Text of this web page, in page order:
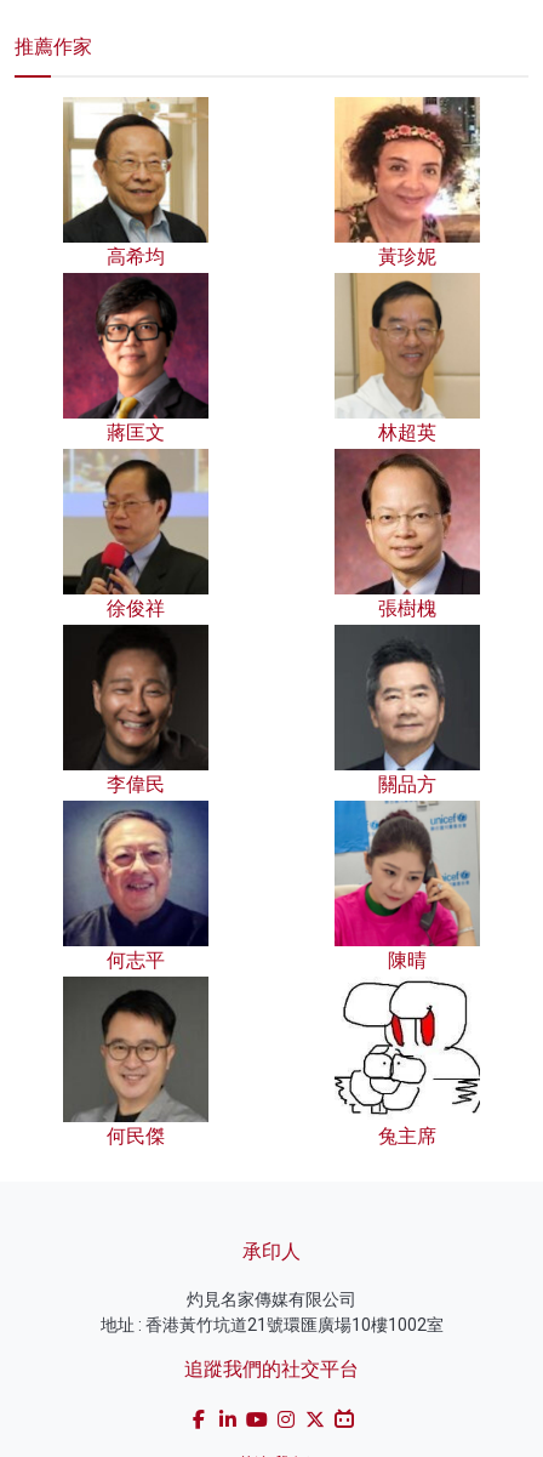
推薦作家
高希均 黃珍妮
蔣匡文 林超英
徐俊祥 張樹槐
李偉民 關品方
何志平 陳晴
何民傑 兔主席
承印人
灼見名家傳媒有限公司
地址 : 香港黃竹坑道21號環匯廣場10樓1002室
追蹤我們的社交平台